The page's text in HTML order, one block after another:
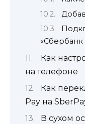
Как
на телефоне
Как
Pay на
В сухом